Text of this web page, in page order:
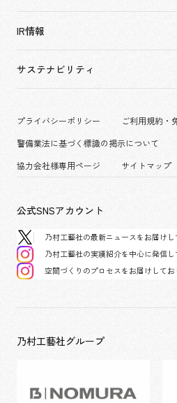
会社概要・アクセス
役員構成・組織図
アーバン & リテール
ホスピタリティ
コーポレート
コンベンション & イベント
パブリック
キャリア採用
働く環境
IR情報
サステナビリティ
プライバシーポリシー
ご利用規約・
警備業法に基づく標識の掲示について
協力会社様専用ページ
サイトマップ
公式SNSアカウント
乃村工藝社の最新ニュースをお届け
乃村工藝社の実績紹介を中心に発信
空間づくりのプロセスをお届けしてお
乃村工藝社グループ